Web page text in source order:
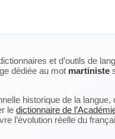
et d’outils de
dédiée au mot martiniste
historique de la
le dictionnaire de
l’évolution réelle du